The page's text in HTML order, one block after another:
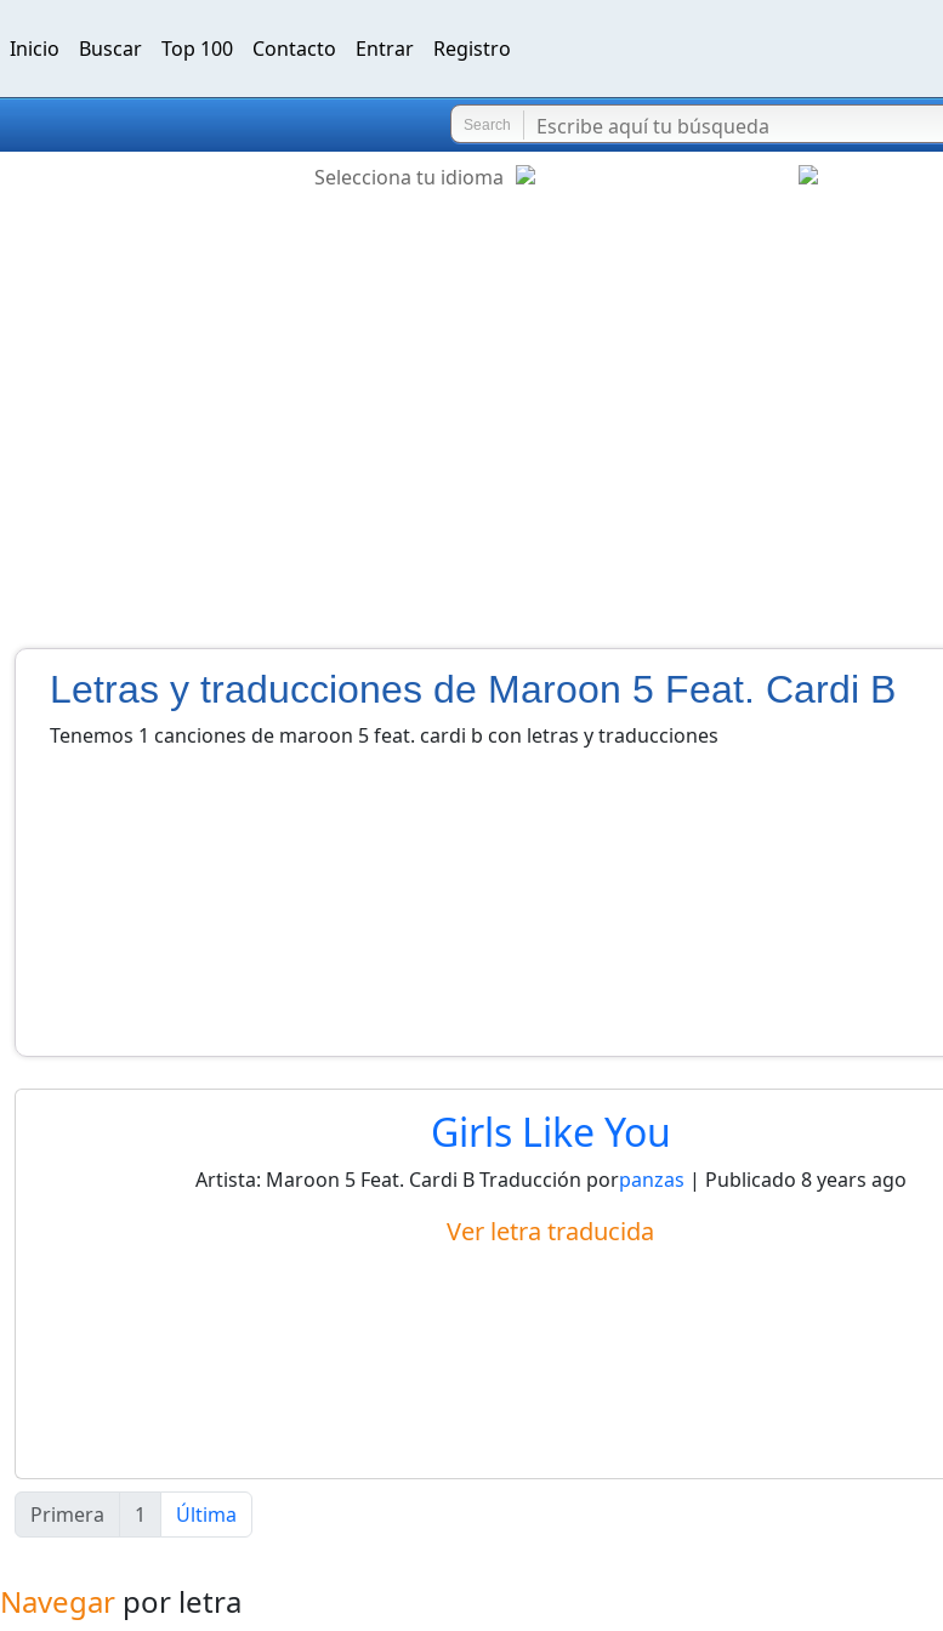
Inicio Buscar Top 100 Contacto Entrar Registro
Search
Selecciona tu idioma
Letras y traducciones de Maroon 5 Feat. Cardi B
Tenemos 1 canciones de maroon 5 feat. cardi b con letras y traducciones
Girls Like You
Artista: Maroon 5 Feat. Cardi BTraducción porpanzas | Publicado 8 years ago
Ver letra traducida
Primera 1 Última
Navegar por letra